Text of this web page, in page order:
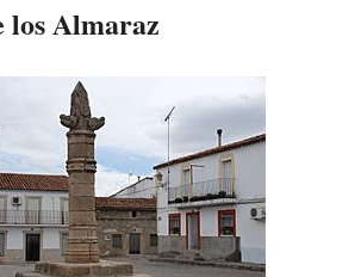
los Almaraz